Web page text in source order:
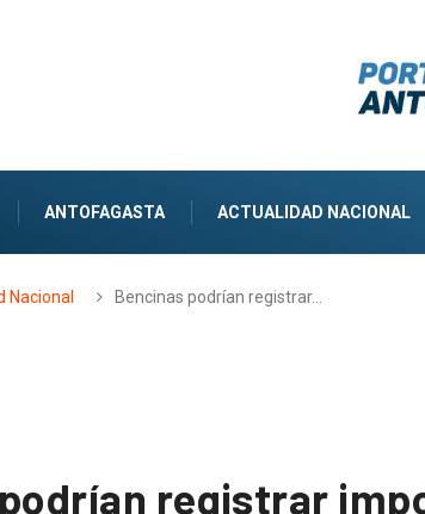
ANTOFAGASTA ACTUALIDAD NACIONAL
Nacional Bencinas podrían registrar…
registrar